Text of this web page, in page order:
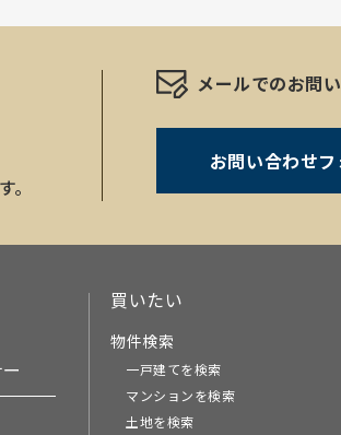
メールでのお問
お問い合わせ
買いたい
物件検索
一戸建てを検索
マンションを検索
土地を検索